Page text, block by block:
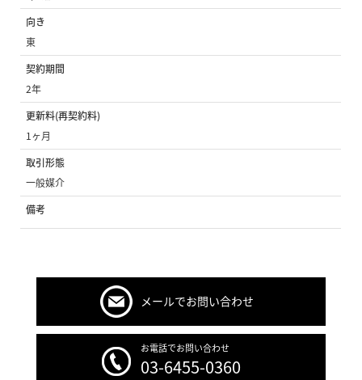
向き
東
契約期間
2年
更新料(再契約料)
1ヶ月
取引形態
一般媒介
備考
メールでお問い合わせ
お電話でお問い合わせ
03-6455-0360